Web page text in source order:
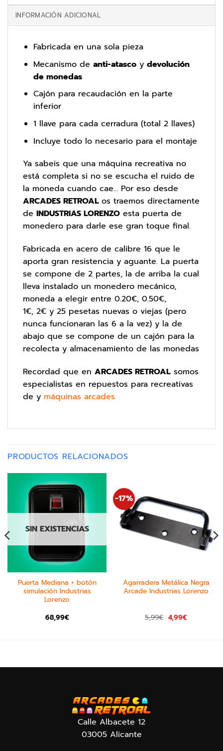
INFORMACIÓN ADICIONAL
Fabricada en una sola pieza
Mecanismo de anti-atascoy devolución
de monedas
Cajón para recaudación en la parte
inferior
1 llave para cada cerradura (total 2 llaves)
Incluye todo lo necesario para el montaje
Ya sabeis que una máquina recreativa no
está completa si no se escucha el ruido de
la moneda cuando cae… Por eso desde
ARCADES RETROAL os traemos directamente
de INDUSTRIAS LORENZO esta puerta de
monedero para darle ese gran toque final.
Fabricada en acero de calibre 16 que le
aporta gran resistencia y aguante. La puerta
se compone de 2 partes, la de arriba la cual
lleva instalado un monedero mecánico,
moneda a elegir entre 0.20€, 0.50€,
1€, 2€ y 25 pesetas nuevas o viejas (pero
nunca funcionaran las 6 a la vez) y la de
abajo que se compone de un cajón para la
recolecta y almacenamiento de las monedas
Recordad que en ARCADES RETROAL somos
especialistas en repuestos para recreativas
de y máquinas arcades
PRODUCTOS RELACIONADOS
SIN EXISTENCIAS
Puerta Mediana + botón
simulación Industrias
Lorenzo
68,99€
-17%
Agarradera Metálica Negra
Arcade Industrias Lorenzo
5,99€ 4,99€
Calle Albacete 12
03005 Alicante